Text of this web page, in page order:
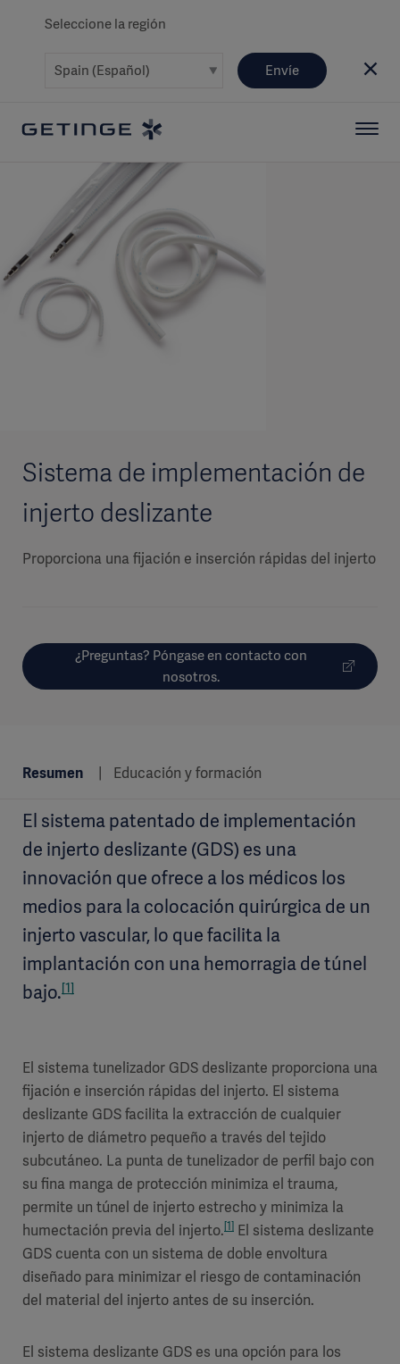
Seleccione la región
Envíe
Sistema de implementación de
injerto deslizante
Proporciona una fijación e inserción rápidas del injerto
¿Preguntas? Póngase en contacto con
nosotros.
Resumen Educación y formación
El sistema patentado de implementación
de injerto deslizante (GDS) es una
innovación que ofrece a los médicos los
medios para la colocación quirúrgica de un
injerto vascular, lo que facilita la
implantación con una hemorragia de túnel
bajo.[1]
El sistema tunelizador GDS deslizante proporciona una
fijación e inserción rápidas del injerto. El sistema
deslizante GDS facilita la extracción de cualquier
injerto de diámetro pequeño a través del tejido
subcutáneo. La punta de tunelizador de perfil bajo con
su fina manga de protección minimiza el trauma,
permite un túnel de injerto estrecho y minimiza la
humectación previa del injerto.[1] El sistema deslizante
GDS cuenta con un sistema de doble envoltura
diseñado para minimizar el riesgo de contaminación
del material del injerto antes de su inserción.
El sistema deslizante GDS es una opción para los